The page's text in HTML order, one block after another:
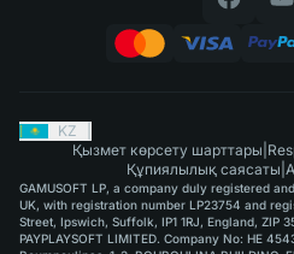
KZ
Қызмет көрсету шарттары
Құпиялылық саясаты
GAMUSOFT LP, a company duly registered
UK, with registration number LP23754 and
Street, Ipswich, Suffolk, IP1 1RJ, England, ZIP
PAYPLAYSOFT LIMITED. Company No: HE